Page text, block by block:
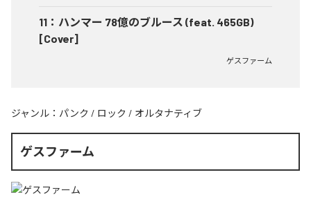
11 ： ハンマー 78億のブルース (feat. 465GB)
[Cover]
ゲスファーム
ジャンル： パンク / ロック / オルタナティブ
ゲスファーム